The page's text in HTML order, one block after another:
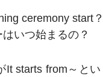
ceremony start？
いつ始まるの？
starts from～と